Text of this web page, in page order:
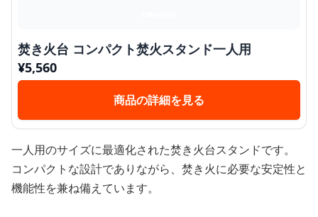
焚き火台 コンパクト焚火スタンド一人用
¥5,560
商品の詳細を見る
一人用のサイズに最適化された焚き火台スタンドです。
コンパクトな設計でありながら、焚き火に必要な安定性と
機能性を兼ね備えています。